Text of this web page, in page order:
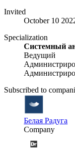
Invited
October 10
Specialization
Системный
Ведущий
Subscribed to
Белая Радуга
Company